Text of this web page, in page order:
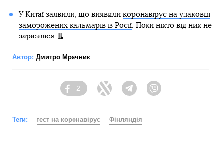
У Китаї заявили, що виявили коронавірус на упаковці
заморожених кальмарів із Росії. Поки ніхто від них не
заразився.
Автор: Дмитро Мрачник
Facebook
2
Twitter TelegramViber
Теги: тест на коронавірус Фінляндія